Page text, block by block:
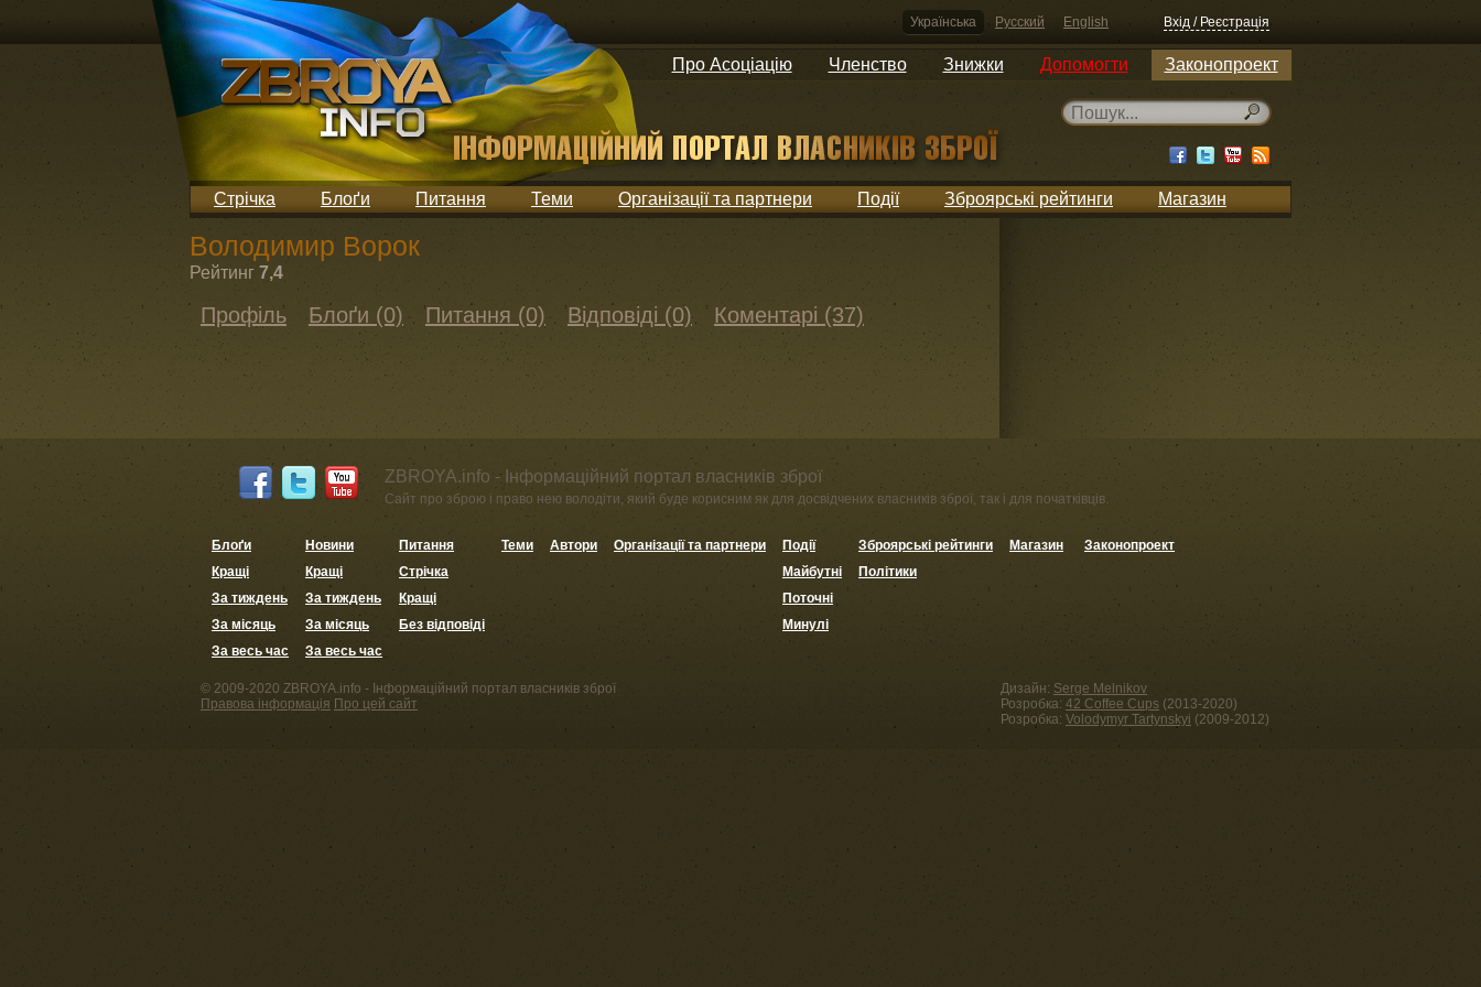
Українська Русский English Вхід / Реєстрація
Про Асоціацію Членство Знижки Допомогти Законопроект
Стрічка Блоґи Питання Теми Організації та партнери Події Зброярські рейтинги Магазин
Володимир Ворок
Рейтинг 7,4
Профіль Блоґи (0) Питання (0) Відповіді (0) Коментарі (37)
ZBROYA.info - Інформаційний портал власників зброї
Сайт про зброю і право нею володіти, який буде корисним як для досвідчених власників зброї, так і для початківців.
Блоґи
Кращі
За тиждень
За місяць
За весь час
Новини
Кращі
За тиждень
За місяць
За весь час
Питання
Стрічка
Кращі
Без відповіді
Теми Автори Організації та партнери
Події
Майбутні
Поточні
Минулі
Зброярські рейтинги
Політики
Магазин Законопроект
© 2009-2020 ZBROYA.info - Інформаційний портал власників зброї
Правова інформація Про цей сайт
Дизайн: Serge Melnikov
Розробка: 42 Coffee Cups (2013-2020)
Розробка: Volodymyr Tartynskyi (2009-2012)